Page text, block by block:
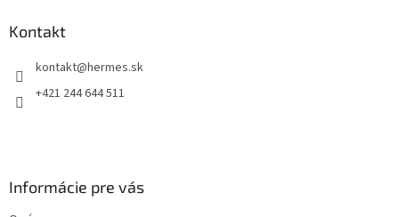
Kontakt
kontakt@hermes.sk
+421 244 644 511
Informácie pre vás